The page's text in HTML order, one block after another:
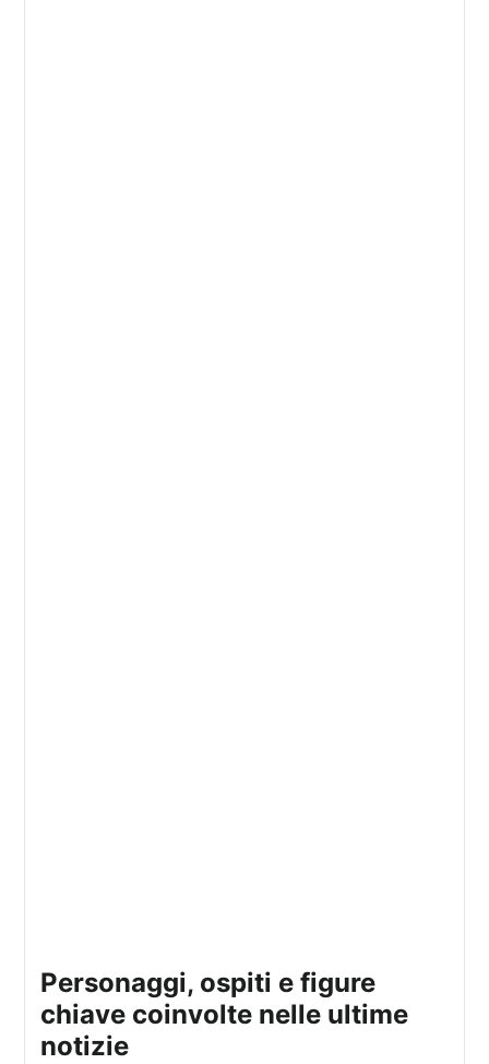
personaggi, ospiti e figure
chiave coinvolte nelle ultime
notizie